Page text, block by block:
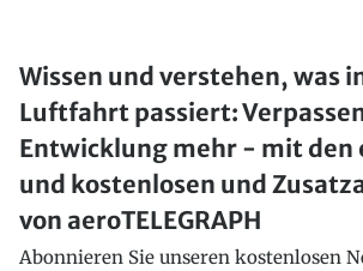
Wissen und verstehen, was
Luftfahrt passiert:
Entwicklung mehr - mit den
und kostenlosen und
von aeroTELEGRAPH
Abonnieren Sie unseren kostenlosen